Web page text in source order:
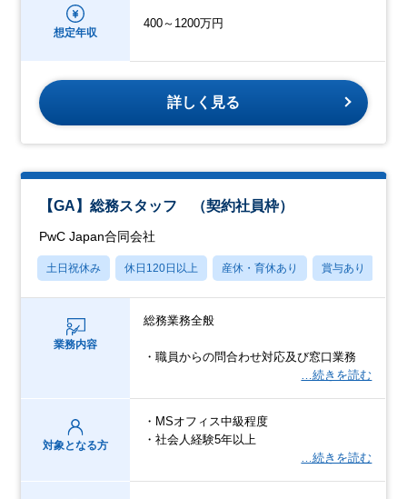
想定年収
400～1200万円
詳しく見る
【GA】総務スタッフ （契約社員枠）
PwC Japan合同会社
土日祝休み 休日120日以上 産休・育休あり 賞与あり
業務内容
総務業務全般
・職員からの問合わせ対応及び窓口業務
…続きを読む
対象となる方
・MSオフィス中級程度
・社会人経験5年以上
…続きを読む